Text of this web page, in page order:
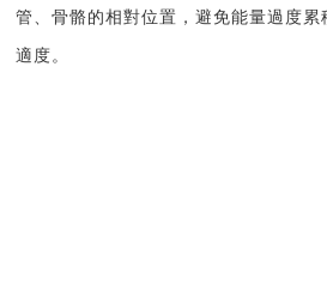
管、骨骼的相對位置，避免能量過度
適度。